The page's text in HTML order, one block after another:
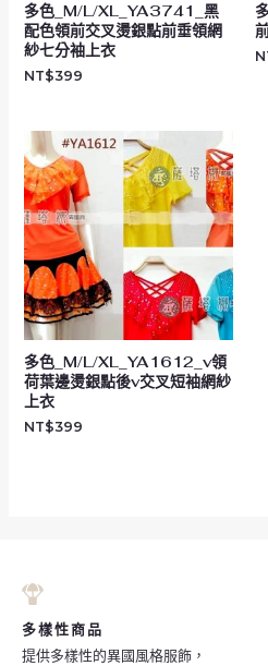
多色_M/L/XL_YA3741_黑
配色領前交叉燙銀點前垂領網
紗七分袖上衣
NT$399
多色_M/L/XL_YA1612_v領
荷葉邊燙銀點後v交叉短袖網紗
上衣
NT$399
多樣性商品
提供多樣性的異國風格服飾，